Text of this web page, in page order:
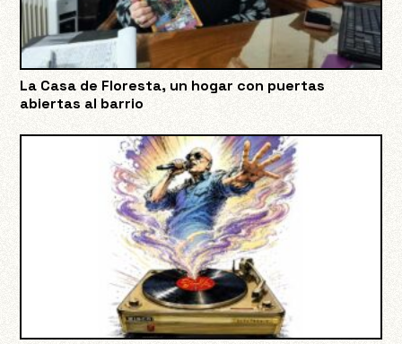
La Casa de Floresta, un hogar con puertas
abiertas al barrio